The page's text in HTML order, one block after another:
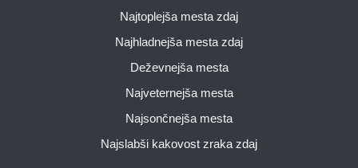
Najtoplejša mesta zdaj
Najhladnejša mesta zdaj
Deževnejša mesta
Najveternejša mesta
Najsončnejša mesta
Najslabši kakovost zraka zdaj